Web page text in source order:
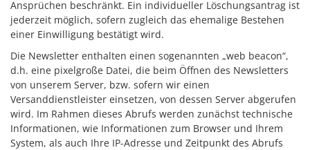
Ansprüchen beschränkt. Ein individueller Löschungsantrag ist
jederzeit möglich, sofern zugleich das ehemalige Bestehen
einer Einwilligung bestätigt wird.
Die Newsletter enthalten einen sogenannten „web beacon“,
d.h. eine pixelgroße Datei, die beim Öffnen des Newsletters
von unserem Server, bzw. sofern wir einen
Versanddienstleister einsetzen, von dessen Server abgerufen
wird. Im Rahmen dieses Abrufs werden zunächst technische
Informationen, wie Informationen zum Browser und Ihrem
System, als auch Ihre IP-Adresse und Zeitpunkt des Abrufs